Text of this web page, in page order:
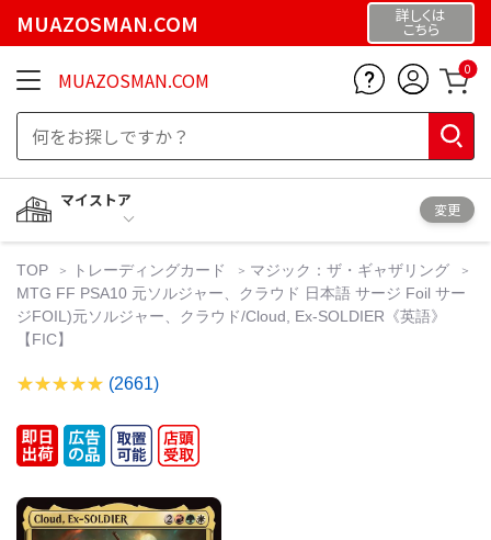
MUAZOSMAN.COM 詳しくは
こちら
MUAZOSMAN.COM 0
マイストア
変更
TOP トレーディングカード
マジック：ザ・ギャザリング
MTG FF PSA10 元ソルジャー、クラウド 日本語 サージ Foil サー
ジFOIL)元ソルジャー、クラウド/Cloud, Ex-SOLDIER《英語》
【FIC】
(2661)